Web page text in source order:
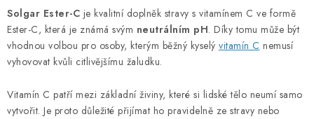
ÉLELMISZEREK
TÉMÁK
AKCIÓ
Solgar Ester-C je kvalitní doplněk stravy s vitamínem C ve formě
Ester-C, která je známá svým neutrálním pH. Díky tomu může být
vhodnou volbou pro osoby, kterým běžný kyselý vitamín C nemusí
vyhovovat kvůli citlivějšímu žaludku.
Vitamín C patří mezi základní živiny, které si lidské tělo neumí samo
vytvořit. Je proto důležité přijímat ho pravidelně ze stravy nebo